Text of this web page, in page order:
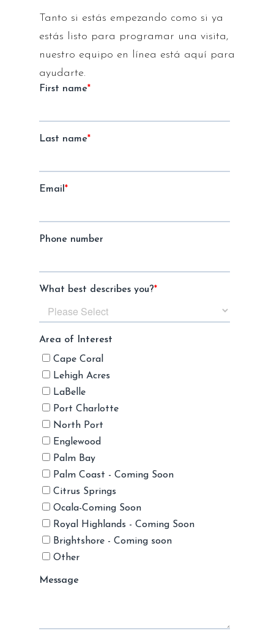
Tanto si estás empezando como si ya
estás listo para programar una visita,
nuestro equipo en línea está aquí para
ayudarte.